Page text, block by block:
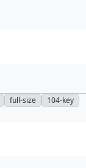
full-size 104-key